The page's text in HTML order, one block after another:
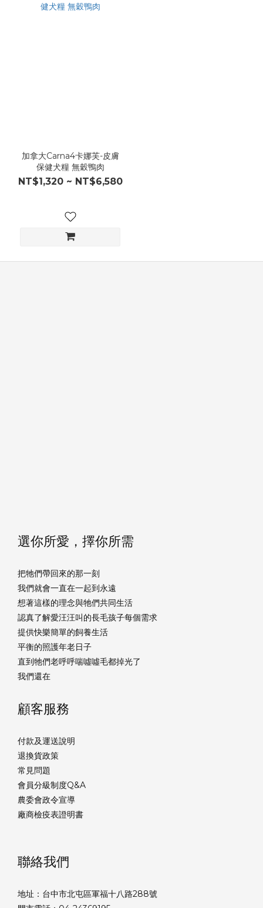
加拿大Carna4卡娜芙-皮膚
保健犬糧 無穀鴨肉
NT$1,320 ~ NT$6,580
選你所愛，擇你所需
把牠們帶回來的那一刻
我們就會一直在一起到永遠
想著這樣的理念與牠們共同生活
認真了解愛汪汪叫的長毛孩子每個需求
提供快樂簡單的飼養生活
平衡的照護年老日子
直到牠們老呼呼喘噓噓毛都掉光了
我們還在
顧客服務
付款及運送說明
退換貨政策
常見問題
會員分級制度Q&A
農委會政令宣導
廠商檢疫表證明書
聯絡我們
地址：台中市北屯區軍福十八路288號